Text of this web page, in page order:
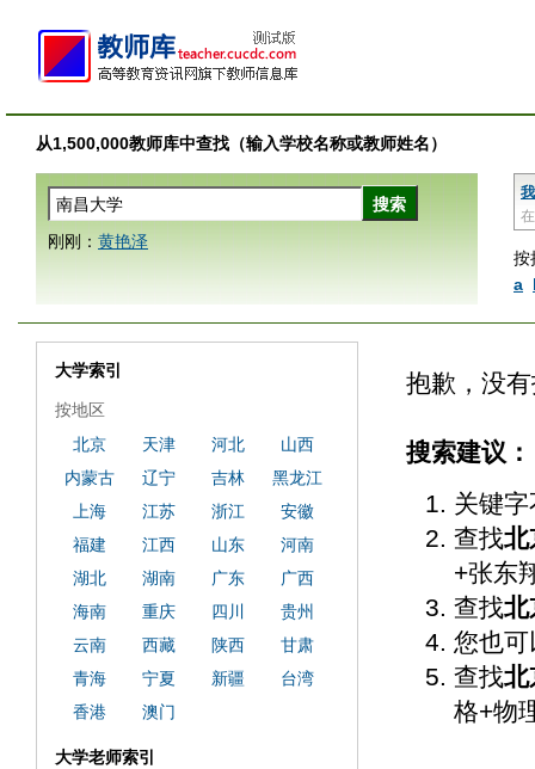
从1,500,000教师库中查找（输入学校名称或教师姓名）
按
a
刚刚： 黄艳泽
抱歉，没
搜索建议：
关键
查找北
+张东
查找北
您也
查找北
格+物
大学索引
按地区
北京
天津 河北
山西
内蒙古
辽宁 吉林
黑龙江
上海
江苏 浙江
安徽
福建
江西 山东
河南
湖北
湖南 广东
广西
海南
重庆 四川
贵州
云南
西藏 陕西
甘肃
青海
宁夏 新疆
台湾
香港
澳门
大学老师索引